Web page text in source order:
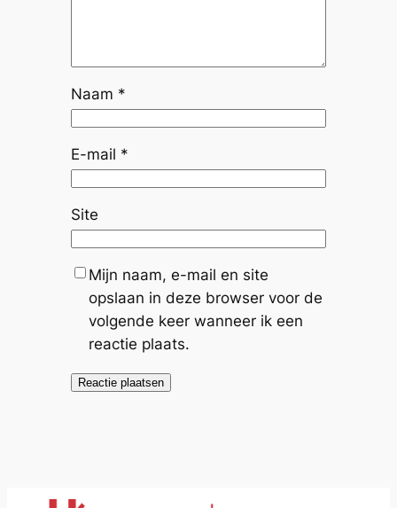
Naam *
E-mail *
Site
Mijn naam, e-mail en site
opslaan in deze browser voor de
volgende keer wanneer ik een
reactie plaats.